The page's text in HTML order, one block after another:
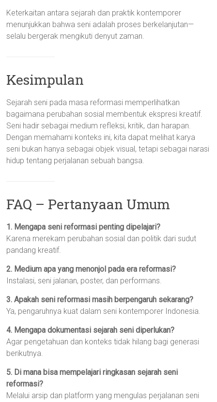
Keterkaitan antara sejarah dan praktik kontemporer
menunjukkan bahwa seni adalah proses berkelanjutan—
selalu bergerak mengikuti denyut zaman.
Kesimpulan
Sejarah seni pada masa reformasi memperlihatkan
bagaimana perubahan sosial membentuk ekspresi kreatif.
Seni hadir sebagai medium refleksi, kritik, dan harapan.
Dengan memahami konteks ini, kita dapat melihat karya
seni bukan hanya sebagai objek visual, tetapi sebagai narasi
hidup tentang perjalanan sebuah bangsa.
FAQ – Pertanyaan Umum
1. Mengapa seni reformasi penting dipelajari?
Karena merekam perubahan sosial dan politik dari sudut
pandang kreatif.
2. Medium apa yang menonjol pada era reformasi?
Instalasi, seni jalanan, poster, dan performans.
3. Apakah seni reformasi masih berpengaruh sekarang?
Ya, pengaruhnya kuat dalam seni kontemporer Indonesia.
4. Mengapa dokumentasi sejarah seni diperlukan?
Agar pengetahuan dan konteks tidak hilang bagi generasi
berikutnya.
5. Di mana bisa mempelajari ringkasan sejarah seni
reformasi?
Melalui arsip dan platform yang mengulas perjalanan seni